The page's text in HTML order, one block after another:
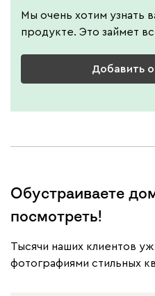
Мы очень хотим узнать
продукте. Это займет
Добавить
Обустраиваете
посмотреть!
Тысячи наших клиентов
фотографиями стильных